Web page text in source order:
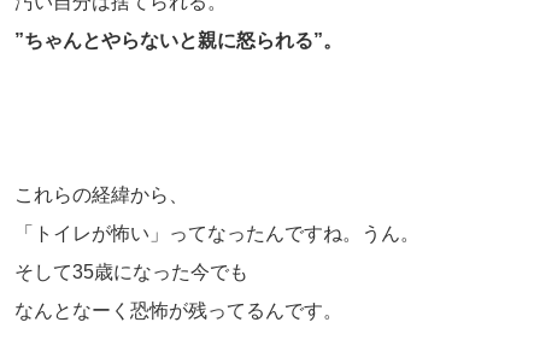
”ちゃんとやらないと親に怒られる”。
これらの経緯から、
「トイレが怖い」ってなったんですね。うん。
そして35歳になった今でも
なんとなーく恐怖が残ってるんです。